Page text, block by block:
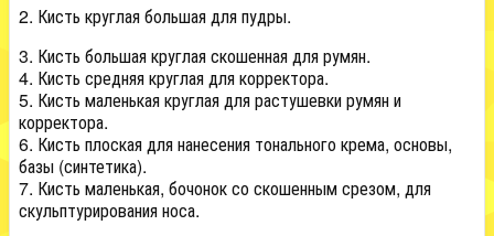
2. Кисть круглая большая для пудры.
3. Кисть большая круглая скошенная для румян.
4. Кисть средняя круглая для корректора.
5. Кисть маленькая круглая для растушевки румян и
корректора.
6. Кисть плоская для нанесения тонального крема, основы,
базы (синтетика).
7. Кисть маленькая, бочонок со скошенным срезом, для
скульптурирования носа.